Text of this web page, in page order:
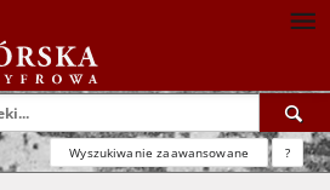
Wyszukiwanie zaawansowane ?